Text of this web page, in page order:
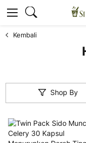
Kembali
Shop By